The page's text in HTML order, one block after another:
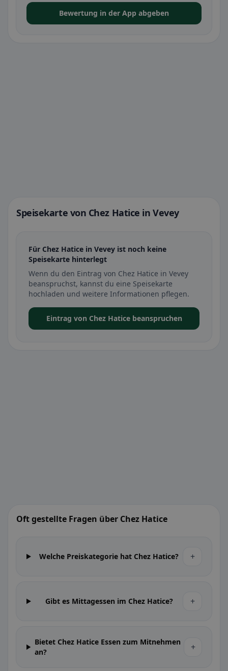
Bewertung in der App abgeben
Speisekarte von Chez Hatice in Vevey
Für Chez Hatice in Vevey ist noch keine
Speisekarte hinterlegt
Wenn du den Eintrag von Chez Hatice in Vevey
beanspruchst, kannst du eine Speisekarte
hochladen und weitere Informationen pflegen.
Eintrag von Chez Hatice beanspruchen
Oft gestellte Fragen über Chez Hatice
Welche Preiskategorie hat Chez Hatice? +
Gibt es Mittagessen im Chez Hatice? +
Bietet Chez Hatice Essen zum Mitnehmen
an?
+